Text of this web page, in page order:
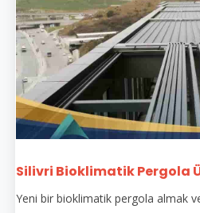
Silivri Bioklimatik Pergola
Yeni bir bioklimatik pergola almak